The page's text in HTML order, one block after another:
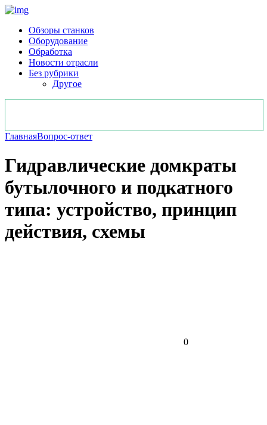
Обзоры станков
Оборудование
Обработка
Новости отрасли
Без рубрики
Другое
ГлавнаяВопрос-ответ
Гидравлические домкраты
бутылочного и подкатного
типа: устройство, принцип
действия, схемы
0